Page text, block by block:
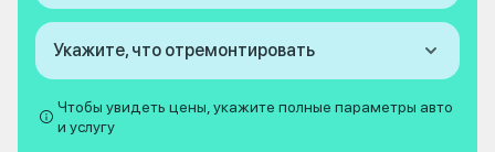
Укажите, что отремонтировать
Чтобы увидеть цены, укажите полные параметры авто
и услугу